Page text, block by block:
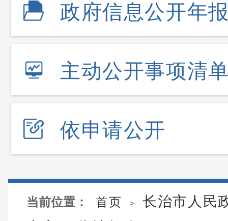
政府信息公开年
主动公开事项清
依申请公开
当前位置： 首页 >
长治市人民